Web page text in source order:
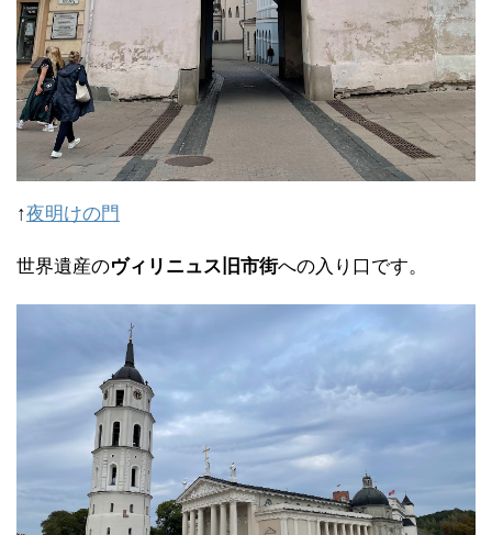
↑夜明けの門
世界遺産のヴィリニュス旧市街への入り口です。